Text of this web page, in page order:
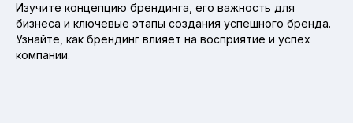
Изучите концепцию брендинга, его важность для
бизнеса и ключевые этапы создания успешного бренда.
Узнайте, как брендинг влияет на восприятие и успех
компании.